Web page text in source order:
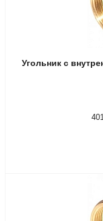
Угольник с